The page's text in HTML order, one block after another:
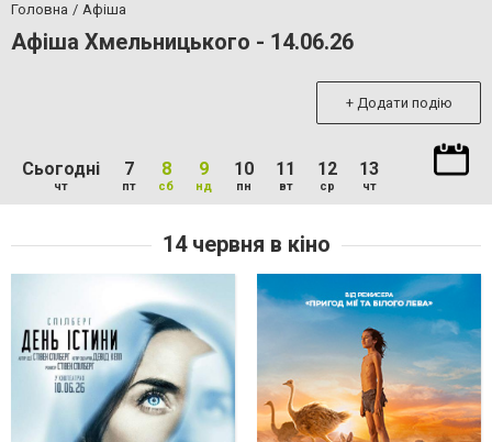
Головна Афіша
Афіша Хмельницького - 14.06.26
+ Додати подію
Сьогодні
чт
7
пт
8
сб
9
нд
10
пн
11
вт
12
ср
13
чт
14 червня в кіно